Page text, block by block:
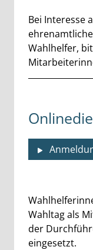
Bei Interesse
Wahlhelfer,
Wahltag als
der
eingesetzt.